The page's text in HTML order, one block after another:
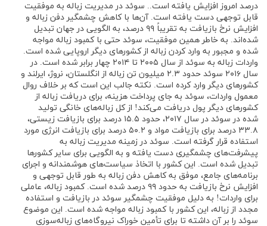
درصد امروز افزایش یافته است.. سوئد در مدیریت زباله به موفقیت
قابل توجهی دست یافته است. آن‌ها با کاهش چشمگیر دفن زباله و
افزایش نرخ بازیافت به تقریباً ۹۹ درصد، به الگویی در جهان تبدیل
شده‌اند. به خاطر همین موفقیت، سوئد حتی با کمبود زباله مواجه
شده و مجبور به وارد کردن زباله از کشورهای دیگر اروپایی شده است.
واردات زباله به سوئد از سال ۲۰۰۵ تا ۲۰۱۴ چهار برابر شده است. در
سال ۲۰۱۶ سوئد حدود ۲.۳ میلیون تن زباله از انگلستان، نروژ، ایرلند و
کشورهای دیگر وارد کرده است. نکته جالب این است که بر خلاف روال
معمول واردات، سوئد به جای پرداخت هزینه، برای دریافت زباله از
کشورهای دیگر پول دریافت می‌کند! از کل زباله‌های خانگی تولید
شده در سوئد در سال ۲۰۱۷، حدود ۱۵.۵ درصد برای بازیافت زیستی،
۳۳.۸ درصد برای بازیافت مواد و ۵۰.۲ درصد برای بازیافت انرژی مورد
استفاده قرار گرفته است. سوئد در زمینه مدیریت زباله به
پیشرفت‌های چشمگیری دست یافته و به الگویی برای سایر کشورها
تبدیل شده است. این کشور با اتخاذ سیاست‌های هوشمندانه و اجرای
برنامه‌های جامع، موفق به کاهش دفن زباله به طور قابل توجهی و
افزایش نرخ بازیافت به حدود ۹۹ درصد شده است. کمبود زباله، عاملی
برای واردات! به دلیل موفقیت چشمگیر سوئد در بازیافت و استفاده
مجدد از زباله، این کشور با کمبود زباله مواجه شده است. این موضوع
سوئد را بر آن داشته تا برای تأمین خوراک نیروگاه‌های زباله‌سوزی